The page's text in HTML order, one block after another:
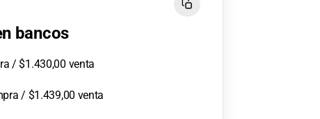
bancos
/ $1.430,00 venta
/ $1.439,00 venta